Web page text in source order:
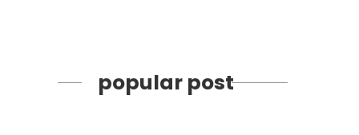
popular post